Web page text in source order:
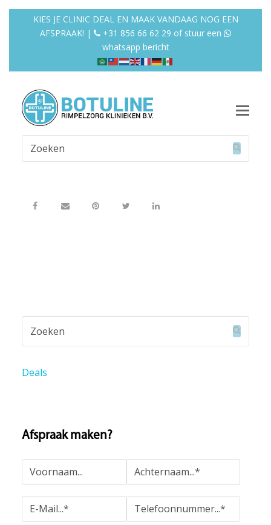
KIES JE CLINIC DEAL EN MAAK VANDAAG NOG EEN
AFSPRAAK! |
+31 856 66 62 29 of stuur een
whatsapp bericht
Zoeken
Deals
Afspraak maken?